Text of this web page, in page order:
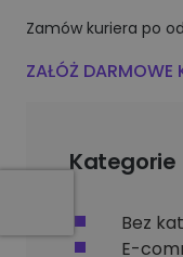
Zamów kuriera po
ZAŁÓŻ DARMOWE
Kategorie
Bez
E-